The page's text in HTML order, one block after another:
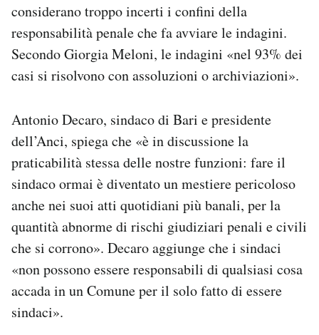
considerano troppo incerti i confini della
responsabilità penale che fa avviare le indagini.
Secondo Giorgia Meloni, le indagini «nel 93% dei
casi si risolvono con assoluzioni o archiviazioni».
Antonio Decaro, sindaco di Bari e presidente
dell’Anci, spiega che «èin discussione la
praticabilità stessa delle nostre funzioni: fare il
sindaco ormai è diventato un mestiere pericoloso
anche nei suoi atti quotidiani più banali, per la
quantità abnorme di rischi giudiziari penali e civili
che si corrono». Decaro aggiunge che i sindaci
«non possono essere responsabili di qualsiasi cosa
accada in un Comune per il solo fatto di essere
sindaci».